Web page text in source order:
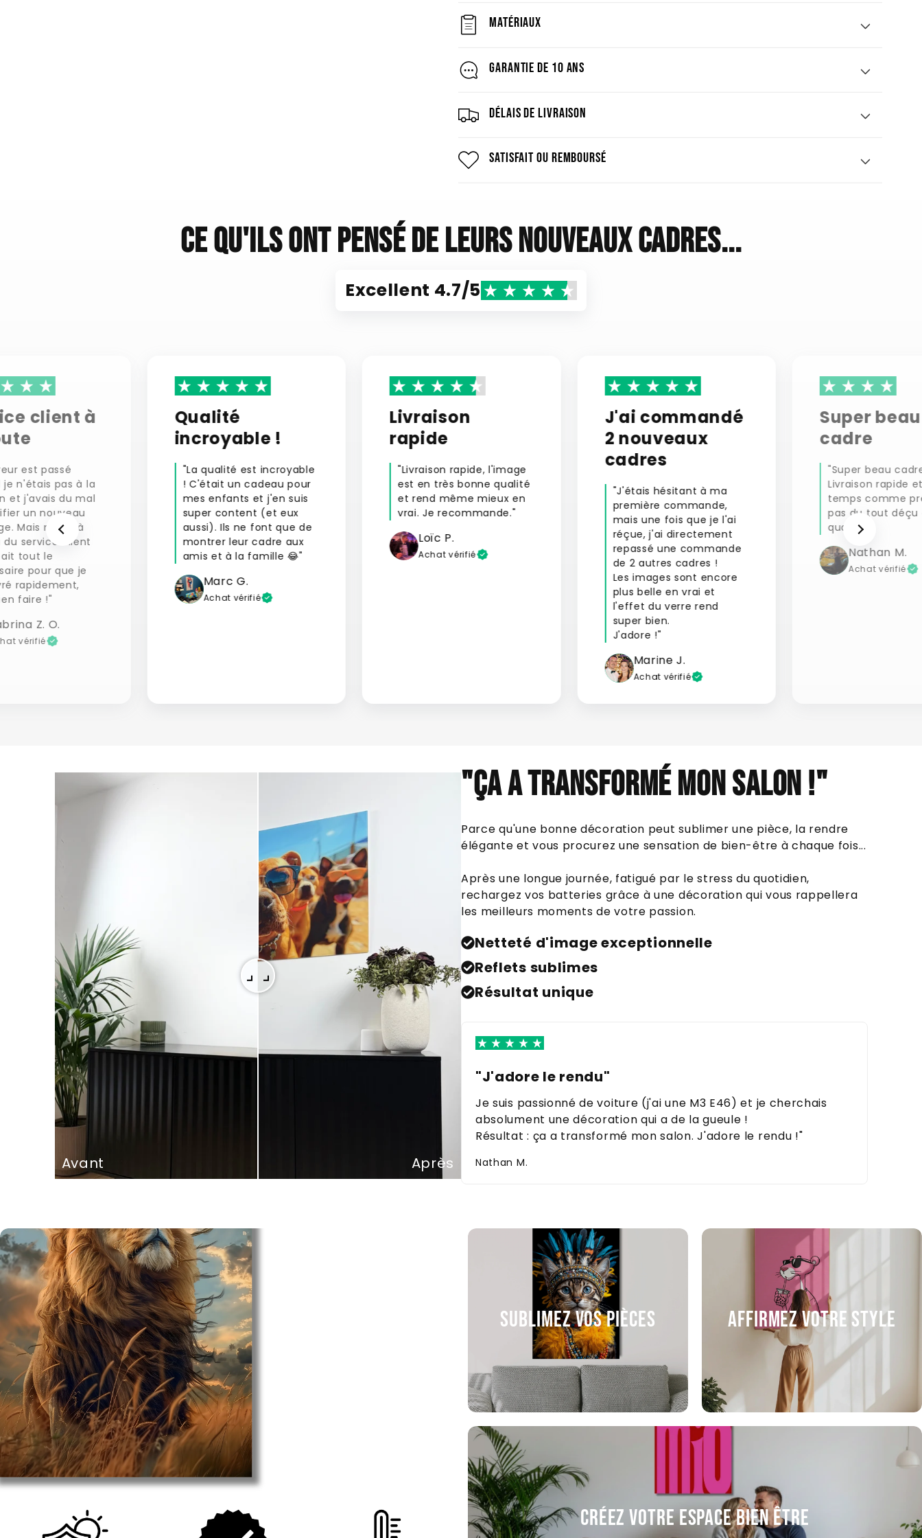
Matériaux
Garantie de 10 ans
Délais de livraison
Satisfait ou remboursé
Ce qu'ils ont pensé de leurs nouveaux cadres...
Excellent 4.7/5
client à
est passé
je n'étais pas à la
et j'avais du mal
un nouveau
Mais merci à
du service client
tout le
pour que je
rapidement,
faire !"
Z. O.
vérifié
Qualité
incroyable !
"La qualité est incroyable
! C'était un cadeau pour
mes enfants et j'en suis
super content (et eux
aussi). Ils ne font que de
montrer leur cadre aux
amis et à la famille 😂"
Marc G.
Achat vérifié
Livraison
rapide
"Livraison rapide, l'image
est en très bonne qualité
et rend même mieux en
vrai. Je recommande."
Loïc P.
Achat vérifié
J'ai commandé
2 nouveaux
cadres
"J'étais hésitant à ma
première commande,
mais une fois que je l'ai
réçue, j'ai directement
repassé une commande
de 2 autres cadres !
Les images sont encore
plus belle en vrai et
l'effet du verre rend
super bien.
J'adore !"
Marine J.
Achat vérifié
Super beau
cadre
"Super beau
Livraison rapide
temps comme
pas du tout déçu
qualité."
Nathan M.
Achat vérifié
Avant Après
"ÇA A TRANSFORMÉ MON SALON !"
Parce qu'une bonne décoration peut sublimer une pièce, la rendre
élégante et vous procurez une sensation de bien-être à chaque fois...
Après une longue journée, fatigué par le stress du quotidien,
rechargez vos batteries grâce à une décoration qui vous rappellera
les meilleurs moments de votre passion.
Netteté d'image exceptionnelle
Reflets sublimes
Résultat unique
"J'adore le rendu"
Je suis passionné de voiture (j'ai une M3 E46) et je cherchais
absolument une décoration qui a de la gueule !
Résultat : ça a transformé mon salon. J'adore le rendu !"
Nathan M.
Sublimez vos pièces
Créez votre espace bien être
Affirmez votre style